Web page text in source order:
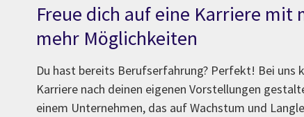
Freue dich auf eine Karriere mit
mehr Möglichkeiten
Du hast bereits Berufserfahrung? Perfekt! Bei uns
Karriere nach deinen eigenen Vorstellungen
einem Unternehmen, das auf Wachstum und